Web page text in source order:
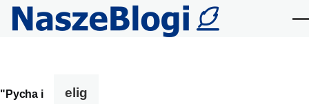
Przejdź do treści
"Pycha i elig